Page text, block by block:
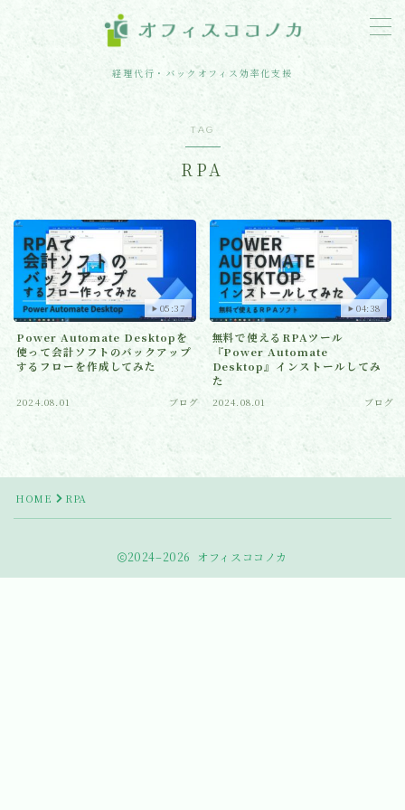
経理代行・バックオフィス効率化支援
MENU
ホーム
サービス紹介
ブログ
お問い合わせ・事業所概要
TAG
RPA
05:37
Power Automate Desktopを
使って会計ソフトのバックアップ
するフローを作成してみた
2024.08.01 ブログ
04:38
無料で使えるRPAツール
『Power Automate
Desktop』インストールしてみ
た
2024.08.01 ブログ
HOME RPA
2024–2026 オフィスココノカ